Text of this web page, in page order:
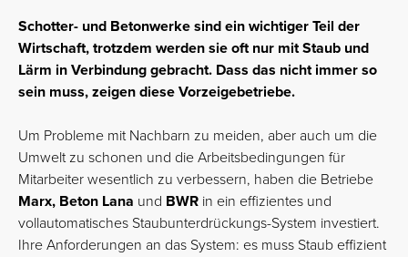
Schotter- und Betonwerke sind ein wichtiger Teil der
Wirtschaft, trotzdem werden sie oft nur mit Staub und
Lärm in Verbindung gebracht. Dass das nicht immer so
sein muss, zeigen diese Vorzeigebetriebe.
Um Probleme mit Nachbarn zu meiden, aber auch um die
Umwelt zu schonen und die Arbeitsbedingungen für
Mitarbeiter wesentlich zu verbessern, haben die Betriebe
Marx, Beton Lana und BWR in ein effizientes und
vollautomatisches Staubunterdrückungs-System investiert.
Ihre Anforderungen an das System: es muss Staub effizient